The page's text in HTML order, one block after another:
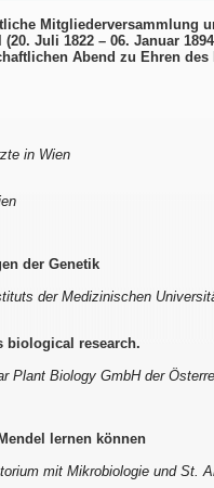
Mitgliederversammlung
Juli 1822 – 06. Januar
Abend zu Ehren des
in Wien
der Genetik
der Medizinischen
biological research.
Plant Biology GmbH der
lernen können
mit Mikrobiologie und St.